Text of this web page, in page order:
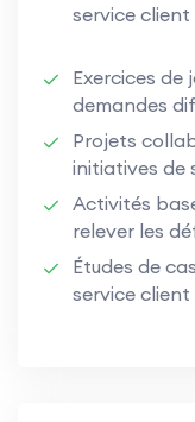
service client
Exercices de
demandes
Projets
initiatives de
Activités
relever les
Études de
service client